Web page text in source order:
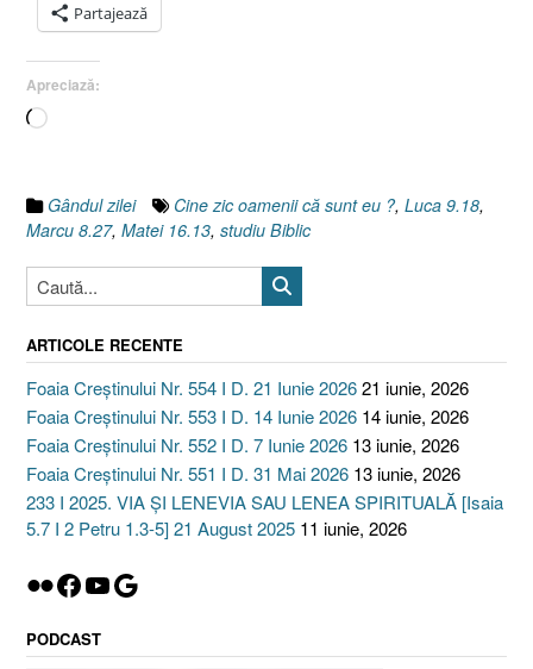
Luca
Partajează
Apreciază:
Încarc...
Gândul zilei Cine zic oamenii că sunt eu ?, Luca 9.18,
Marcu 8.27, Matei 16.13, studiu Biblic
ARTICOLE RECENTE
Foaia Creștinului Nr. 554 I D. 21 Iunie 202621 iunie, 2026
Foaia Creștinului Nr. 553 I D. 14 Iunie 2026 14 iunie, 2026
Foaia Creștinului Nr. 552 I D. 7 Iunie 2026 13 iunie, 2026
Foaia Creștinului Nr. 551 I D. 31 Mai 2026 13 iunie, 2026
233 I 2025. VIA ȘI LENEVIA SAU LENEA SPIRITUALĂ [Isaia
5.7 I 2 Petru 1.3-5] 21 August 2025 11 iunie, 2026
Flickr
Facebook
YouTube
Google
PODCAST